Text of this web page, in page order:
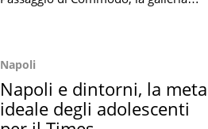
Napoli
Napoli e dintorni, la meta
ideale degli adolescenti